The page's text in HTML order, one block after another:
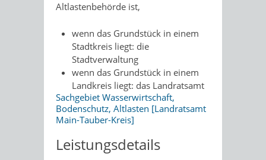
Altlastenbehörde ist,
wenn das Grundstück in einem
Stadtkreis liegt: die
Stadtverwaltung
wenn das Grundstück in einem
Landkreis liegt: das Landratsamt
Sachgebiet Wasserwirtschaft,
Bodenschutz, Altlasten [Landratsamt
Main-Tauber-Kreis]
Leistungsdetails